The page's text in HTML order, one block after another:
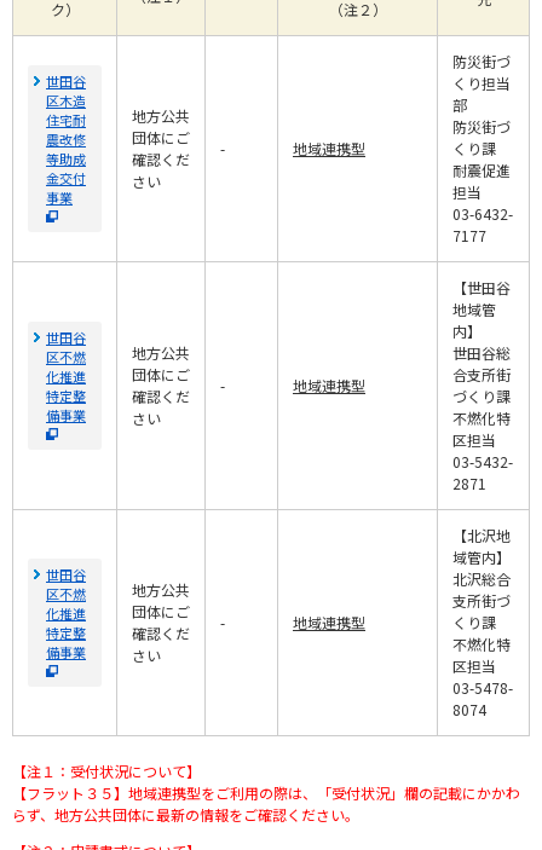
ク）
（注２）
世田谷
区木造
住宅耐
震改修
等助成
金交付
事業
地方公共
団体にご
確認くだ
さい
- 地域連携型
防災街づ
くり担当
部
防災街づ
くり課
耐震促進
担当
03-6432-
7177
世田谷
区不燃
化推進
特定整
備事業
地方公共
団体にご
確認くだ
さい
- 地域連携型
【世田谷
地域管
内】
世田谷総
合支所街
づくり課
不燃化特
区担当
03-5432-
2871
世田谷
区不燃
化推進
特定整
備事業
地方公共
団体にご
確認くだ
さい
- 地域連携型
【北沢地
域管内】
北沢総合
支所街づ
くり課
不燃化特
区担当
03-5478-
8074
【注１：受付状況について】
【フラット３５】地域連携型をご利用の際は、「受付状況」欄の記載にかかわ
らず、地方公共団体に最新の情報をご確認ください。